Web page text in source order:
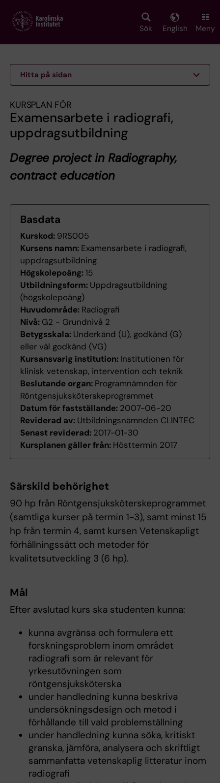
main
Sök English Meny
Hitta på sidan
KURSPLAN FÖR
Examensarbete i radiografi,
uppdragsutbildning
Degree project in Radiography,
contract education
Basdata
Kurskod: 9RS005
Kursens namn: Examensarbete i radiografi,
uppdragsutbildning
Högskolepoäng:15
Utbildningsform: Uppdragsutbildning
(högskolepoäng)
Huvudområde: Radiografi
Nivå: G2 - Grundnivå 2
Betygsskala: Underkänd (U), godkänd (G)
eller väl godkänd (VG)
Kursansvarig institution: Institutionen för
klinisk vetenskap, intervention och teknik
Beslutande organ: Programnämnden för
Röntgensjuksköterskeprogrammet
Datum för fastställande: 2007-06-20
Reviderad av: Utbildningsnämnden CLINTEC
Senast reviderad: 2017-01-30
Kursplanen gäller från: Hösttermin 2017
Särskild behörighet
90 hp från Röntgensjuksköterskeprogrammet
(samtliga kurser på termin 1-3), samt minst 15
hp från termin 4, samt kursen Vetenskapligt
förhållningssätt och metoder för
kvalitetsutveckling 3 (6 hp).
Mål
Efter avslutad kurs ska studenten kunna:
kunna avgränsa och formulera ett
forskningsproblem inom området
radiografi som är relevant för
yrkesutövningen som
röntgensjuksköterska
under handledning kunna beskriva
undersökningsdesign och metod i
förhållande till vald problemställning
under handledning kunna söka, kritiskt
granska, jämföra, analysera och skriftligt
sammanfatta vetenskaplig litteratur inom
radiografi